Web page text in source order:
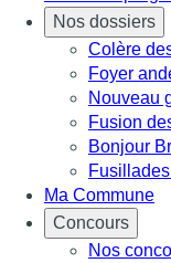
Nos dossiers
Colère
Foyer
Nouveau
Fusion
Bonjour
Ma Commune
Concours
Nos